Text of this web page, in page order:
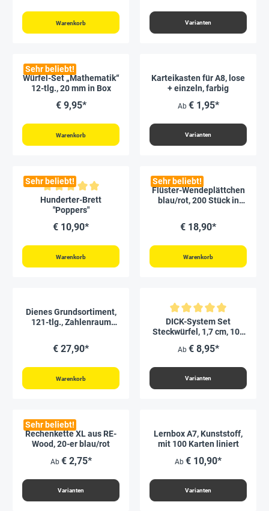
Warenkorb Varianten
Sehr beliebt!
Würfel-Set „Mathematik“
12-tlg., 20 mm in Box
€ 9,95*
Warenkorb
Karteikasten für A8, lose
+ einzeln, farbig
Ab € 1,95*
Varianten
Sehr beliebt!
Durchschnittliche Bewertung von 5 von 5 Sternen
Hunderter-Brett
"Poppers"
€ 10,90*
Warenkorb
Sehr beliebt!
Flüster-Wendeplättchen
blau/rot, 200 Stück in
€ 18,90*
Warenkorb
Dienes Grundsortiment,
121-tlg., Zahlenraum
€ 27,90*
Warenkorb
Durchschnittliche Bewertung
DICK-System Set
Steckwürfel, 1,7 cm, 100
Ab € 8,95*
Varianten
Sehr beliebt!
Rechenkette XL aus RE-
Wood, 20-er blau/rot
Ab € 2,75*
Varianten
Lernbox A7, Kunststoff,
mit 100 Karten liniert
Ab € 10,90*
Varianten